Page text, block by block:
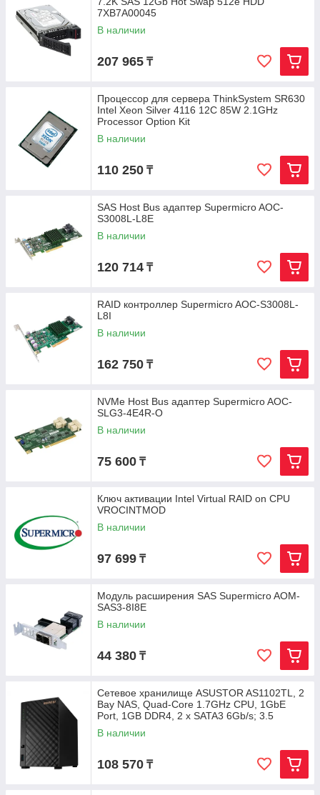
7XB7A00045
В наличии
207 965 ₸
Процессор для сервера ThinkSystem SR630
Intel Xeon Silver 4116 12C 85W 2.1GHz
Processor Option Kit
В наличии
110 250 ₸
SAS Host Bus адаптер Supermicro AOC-
S3008L-L8E
В наличии
120 714 ₸
RAID контроллер Supermicro AOC-S3008L-
L8I
В наличии
162 750 ₸
NVMe Host Bus адаптер Supermicro AOC-
SLG3-4E4R-O
В наличии
75 600 ₸
Ключ активации Intel Virtual RAID on CPU
VROCINTMOD
В наличии
97 699 ₸
Модуль расширения SAS Supermicro AOM-
SAS3-8I8E
В наличии
44 380 ₸
Сетевое хранилище ASUSTOR AS1102TL, 2
Bay NAS, Quad-Core 1.7GHz CPU, 1GbE
Port, 1GB DDR4, 2 x SATA3 6Gb/s; 3.5
В наличии
108 570 ₸